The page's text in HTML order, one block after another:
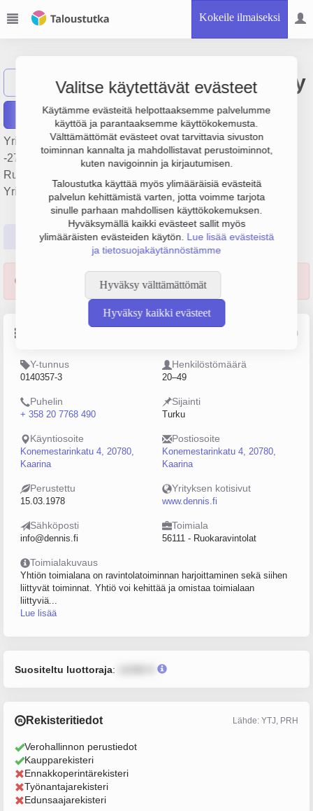
Kokeile ilmaiseksi
Valitse käytettävät evästeet
Käytämme evästeitä helpottaaksemme palvelumme
käyttöä ja parantaaksemme käyttökokemusta.
Välttämättömät evästeet ovat tarvittavia sivuston
toiminnan kannalta ja mahdollistavat perustoiminnot,
kuten navigoinnin ja kirjautumisen.
Taloustutka käyttää myös ylimääräisiä evästeitä
palvelun kehittämistä varten, jotta voimme tarjota
sinulle parhaan mahdollisen käyttökokemuksen.
Hyväksymällä kaikki evästeet sallit myös
ylimääräisten evästeiden käytön. Lue lisää evästeistä
ja tietosuojakäytännöstämme
Hyväksy välttämättömät
Hyväksy kaikki evästeet
Näytä haku Pizzeria Dennis Oy
Raportit
Yrityksen Pizzeria Dennis Oy liikevaihto on 1.9 milj. €, tulos
-27 000 € ja henkilöstömäärä 24. Sen päätoimiala on
Ruokaravintolat, perustamisvuosi 1978 ja sijainti Turku.
Yrityksen yhtiömuoto Osakeyhtiö (OY).
Perustiedot Tilinpäätösluvut Päättäjätiedot
Yritys konkurssissa 08.11.2022 alkaen.
Lähde: YTJ, PRH, Traficom
Y-tunnus
0140357-3
Henkilöstömäärä
20–49
Puhelin
+ 358 20 7768 490
Sijainti
Turku
Käyntiosoite
Konemestarinkatu 4, 20780,
Kaarina
Postiosoite
Konemestarinkatu 4, 20780,
Kaarina
Perustettu
15.03.1978
Yrityksen kotisivut
www.dennis.fi
Sähköposti
info@dennis.fi
Toimiala
56111 - Ruokaravintolat
Toimialakuvaus
Yhtiön toimialana on ravintolatoiminnan harjoittaminen sekä siihen
liittyvät toiminnat. Yhtiö voi kehittää ja omistaa toimialaan
liittyviä...
Lue lisää
Suositeltu luottoraja:
Rekisteritiedot Lähde: YTJ, PRH
Verohallinnon perustiedot
Kaupparekisteri
Ennakkoperintärekisteri
Työnantajarekisteri
Edunsaajarekisteri